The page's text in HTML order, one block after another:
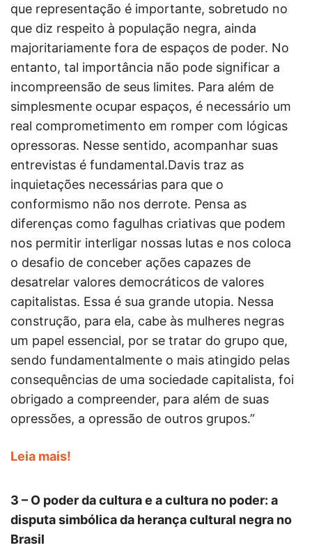
que representação é importante, sobretudo no
que diz respeito à população negra, ainda
majoritariamente fora de espaços de poder. No
entanto, tal importância não pode significar a
incompreensão de seus limites. Para além de
simplesmente ocupar espaços, é necessário um
real comprometimento em romper com lógicas
opressoras. Nesse sentido, acompanhar suas
entrevistas é fundamental.Davis traz as
inquietações necessárias para que o
conformismo não nos derrote. Pensa as
diferenças como fagulhas criativas que podem
nos permitir interligar nossas lutas e nos coloca
o desafio de conceber ações capazes de
desatrelar valores democráticos de valores
capitalistas. Essa é sua grande utopia. Nessa
construção, para ela, cabe às mulheres negras
um papel essencial, por se tratar do grupo que,
sendo fundamentalmente o mais atingido pelas
consequências de uma sociedade capitalista, foi
obrigado a compreender, para além de suas
opressões, a opressão de outros grupos.”
Leia mais!
3 – O poder da cultura e a cultura no poder: a
disputa simbólica da herança cultural negra no
Brasil